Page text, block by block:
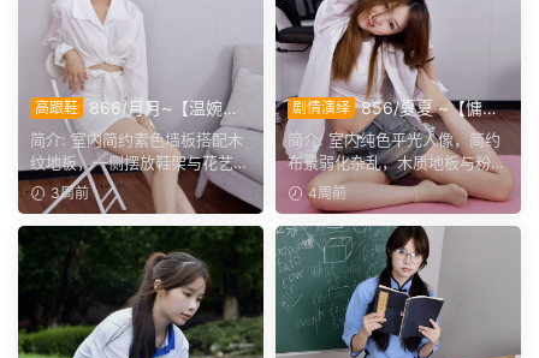
高跟鞋
866/月月~【温婉知
性】白衬衫包臀短裙，短薄袜
配黑跟鞋尽显优雅气质。
简介: 室内简约素色墙板搭配木
纹地板，一侧摆放鞋架与花艺小
桌，布置简约居家。月...
3周前
剧情演绎 856/夏夏 ~【慵懒
人像】白衫牛仔搭配帆布
鞋，，多样瘫软舒展动作诠释
慵懒氛围感。
简介: 室内纯色平光人像，简约
布景弱化杂乱，木质地板与粉色
瑜伽垫丰富画面层次。...
4周前